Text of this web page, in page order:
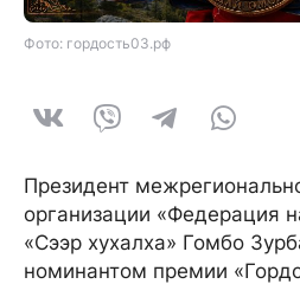
Фото: гордость03.рф
Президент
организации «Федерация
«Сээр хухалха» Гомбо
номинантом премии